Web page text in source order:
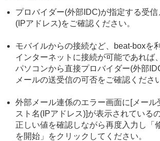
プロバイダー(外部IDC)が指定する受
(IPアドレス)をご確認ください。
モバイルからの接続など、beat-boxを
インターネットに接続が可能であれば、
パソコンから直接プロバイダー(外部
メールの送受信の可否をご確認くださ
外部メール連係のエラー画面に[メール
スト名(IPアドレス)]が表示されているの
正しい値を確認しながら再度入力し「
を開始」をクリックしてください。